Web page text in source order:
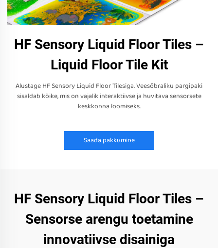
HF Sensory Liquid Floor Tiles –
Liquid Floor Tile Kit
Alustage HF Sensory Liquid Floor Tilesiga. Veesõbraliku pargipaki
sisaldab kõike, mis on vajalik interaktiivse ja huvitava sensorsete
keskkonna loomiseks.
Saada pakkumine
HF Sensory Liquid Floor Tiles –
Sensorse arengu toetamine
innovatiivse disainiga